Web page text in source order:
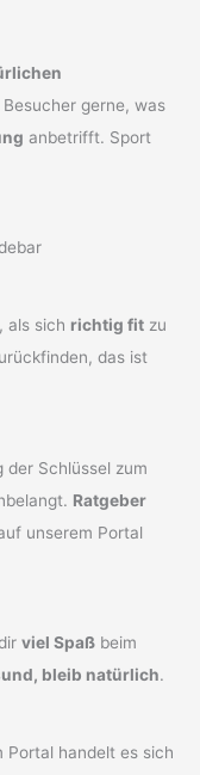
gerne, was
anbetrifft. Sport
als sich richtig fit zu
das ist
der Schlüssel zum
Ratgeber
unserem Portal
viel Spaß beim
bleib natürlich.
Portal handelt es sich